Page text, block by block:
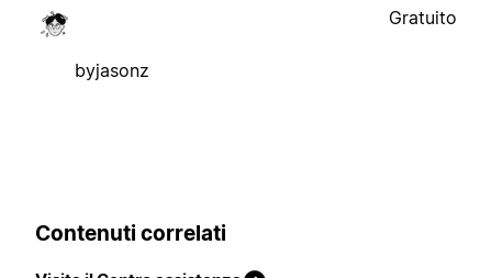
byjasonz
Gratuito
Contenuti correlati